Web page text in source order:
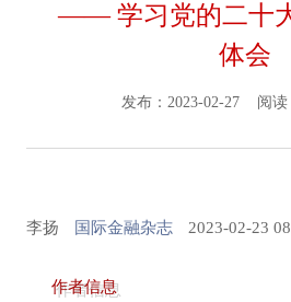
—— 学习党的二十
体会
发布：2023-02-27 阅读
李扬 国际金融杂志 2023-02-23
作者信息